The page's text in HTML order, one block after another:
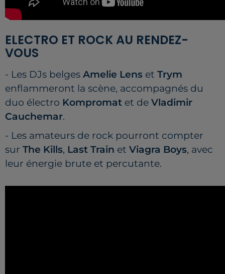
ELECTRO ET ROCK AU RENDEZ-
VOUS
- Les DJs belges Amelie Lens et Trym
enflammeront la scène, accompagnés du
duo électro Kompromat et de Vladimir
Cauchemar.
- Les amateurs de rock pourront compter
sur The Kills, Last Train et Viagra Boys, avec
leur énergie brute et percutante.